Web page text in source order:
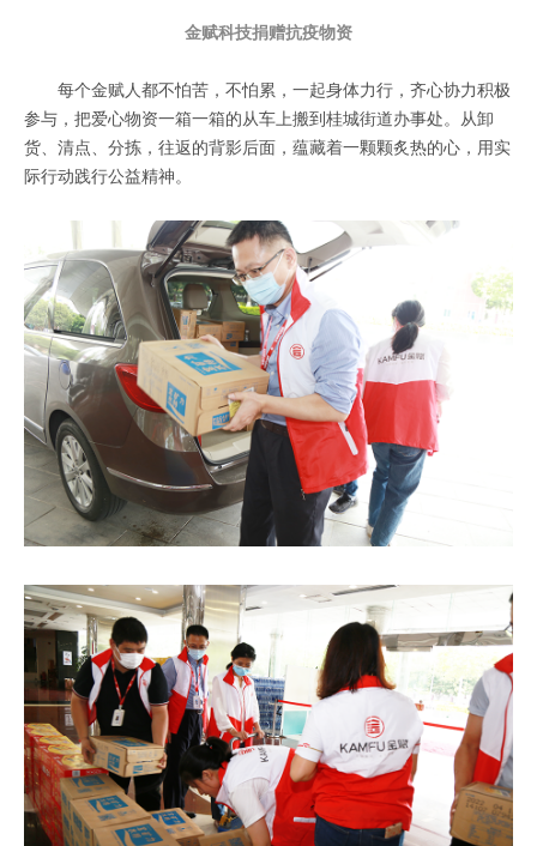
金赋科技捐赠抗疫物资
每个金赋人都不怕苦，不怕累，一起身体力行，齐心协力积极
参与， 把爱心物资一箱一箱的从车上搬到桂城街道办事处。从卸
货、清点、分拣，往返的背影后面，蕴藏着一颗颗炙热的心，用实
际行动践行公益精神。